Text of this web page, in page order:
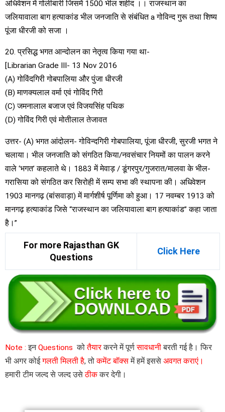
अधिवेशन में गोलीबारी जिसमें 1500 भील शहीद ।। राजस्थान का
जलियावाला बाग हत्याकांड भील जनजाति से संबंधित a गोविन्द गुरू तथा शिष्य
पूंजा धीरजी को सजा ।
20. प्रसिद्ध भगत आन्दोलन का नेतृत्व किया गया था-
[Librarian Grade III- 13 Nov 2016
(A) गोविंदगिरी गोबपालिया और पुंजा धीरजी
(B) माणक्यलाल वर्मा एवं गोविंद गिरी
(C) जमनालाल बजाज एवं विजयसिंह पथिक
(D) गोविंद गिरी एवं मोतीलाल तेजावत
उत्तर- (A) भगत आंदोलन- गोविन्दगिरी गोबपालिया, पूंजा धीरजी, सुरजी भगत ने
चलाया। भील जनजाति को संगठित किया/नवसंचार नियमों का पालन करने
वाले ‘भगत’ कहलाते थे। 1883 में मेवाड़ / डूंगरपुर/गुजरात/मालवा के भील-
गरासिया को संगठित कर सिरोही में सम्प सभा की स्थापना की। अधिवेशन
1903 मानगढ़ (बांसवाड़ा) में मार्गशीर्ष पूर्णिमा को हुआ। 17 नवम्बर 1913 को
मानगढ़ हत्याकांड जिसे “राजस्थान का जलियावाला बाग हत्याकांड” कहा जाता
है।”
For more Rajasthan GK
Questions
Click Here
Note : इनQuestions कोतैयारकरने में पूर्णसावधानीबरती गई है। फिर
भी अगर कोईगलती मिलती है, तोकमेंट बॉक्समें हमें इससे अवगत कराएं।
हमारी टीम जल्द से जल्द उसेठीककर देगी।